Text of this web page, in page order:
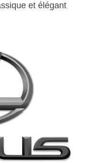
et élégant